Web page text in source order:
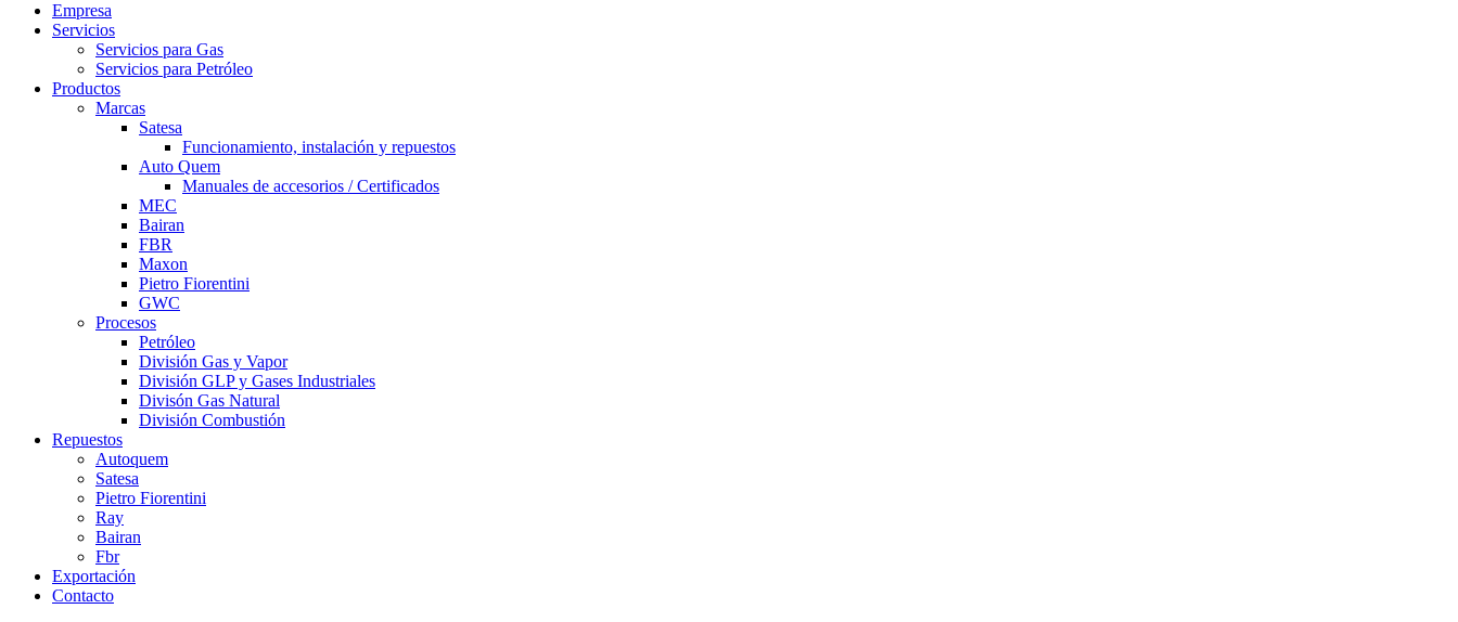
Empresa
Servicios
Servicios para Gas
Servicios para Petróleo
Productos
Marcas
Satesa
Funcionamiento, instalación y repuestos
Auto Quem
Manuales de accesorios / Certificados
MEC
Bairan
FBR
Maxon
Pietro Fiorentini
GWC
Procesos
Petróleo
División Gas y Vapor
División GLP y Gases Industriales
Divisón Gas Natural
División Combustión
Repuestos
Autoquem
Satesa
Pietro Fiorentini
Ray
Bairan
Fbr
Exportación
Contacto